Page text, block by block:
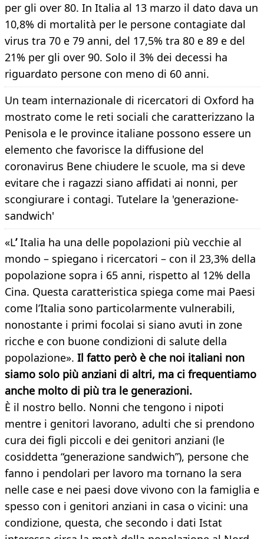
per gli over 80. In Italia al 13 marzo il dato dava un
10,8% di mortalità per le persone contagiate dal
virus tra 70 e 79 anni, del 17,5% tra 80 e 89 e del
21% per gli over 90. Solo il 3% dei decessi ha
riguardato persone con meno di 60 anni.
Un team internazionale di ricercatori di Oxford ha
mostrato come le reti sociali che caratterizzano la
Penisola e le province italiane possono essere un
elemento che favorisce la diffusione del
coronavirus Bene chiudere le scuole, ma si deve
evitare che i ragazzi siano affidati ai nonni, per
scongiurare i contagi. Tutelare la 'generazione-
sandwich'
«L’Italia ha una delle popolazioni più vecchie al
mondo – spiegano i ricercatori – con il 23,3% della
popolazione sopra i 65 anni, rispetto al 12% della
Cina. Questa caratteristica spiega come mai Paesi
come l’Italia sono particolarmente vulnerabili,
nonostante i primi focolai si siano avuti in zone
ricche e con buone condizioni di salute della
popolazione». Il fatto però è che noi italiani non
siamo solo più anziani di altri, ma ci frequentiamo
anche molto di più tra le generazioni.
È il nostro bello. Nonni che tengono i nipoti
mentre i genitori lavorano, adulti che si prendono
cura dei figli piccoli e dei genitori anziani (le
cosiddetta “generazione sandwich”), persone che
fanno i pendolari per lavoro ma tornano la sera
nelle case e nei paesi dove vivono con la famiglia e
spesso con i genitori anziani in casa o vicini: una
condizione, questa, che secondo i dati Istat